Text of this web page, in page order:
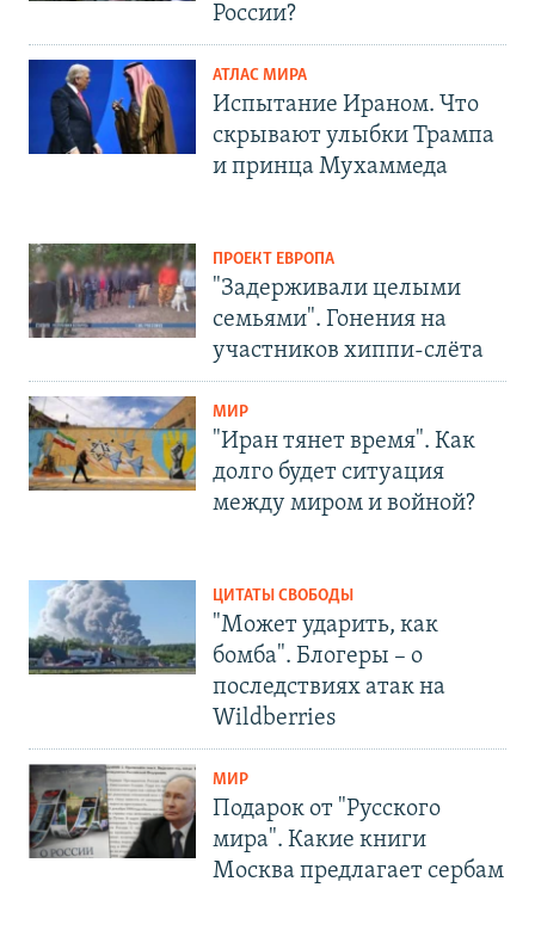
России?
АТЛАС МИРА
Испытание Ираном. Что
скрывают улыбки Трампа
и принца Мухаммеда
ПРОЕКТ ЕВРОПА
"Задерживали целыми
семьями". Гонения на
участников хиппи-слёта
МИР
"Иран тянет время". Как
долго будет ситуация
между миром и войной?
ЦИТАТЫ СВОБОДЫ
"Может ударить, как
бомба". Блогеры – о
последствиях атак на
Wildberries
МИР
Подарок от "Русского
мира". Какие книги
Москва предлагает сербам